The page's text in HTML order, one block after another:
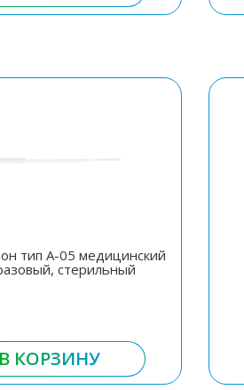
тип А-05 медицинский
стерильный
В КОРЗИНУ